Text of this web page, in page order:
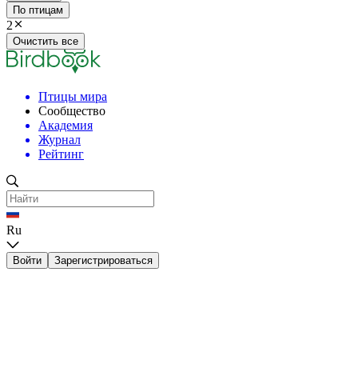
По птицам
2
Очистить все
Птицы мира
Сообщество
Академия
Журнал
Рейтинг
Ru
Войти Зарегистрироваться